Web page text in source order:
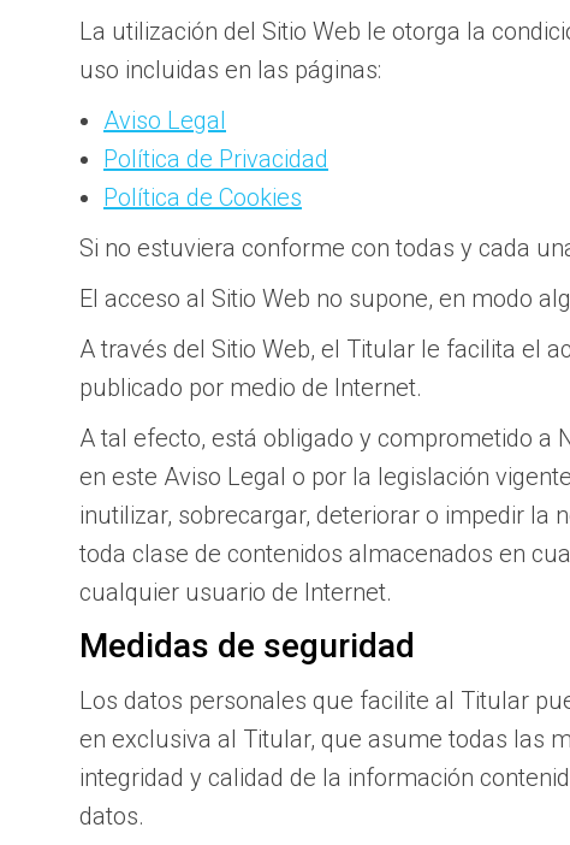
La utilización del Sitio Web le otorga la
uso incluidas en las páginas:
Aviso Legal
Política de Privacidad
Política de Cookies
Si no estuviera conforme con todas y cada
El acceso al Sitio Web no supone, en modo
A través del Sitio Web, el Titular le facilita el
publicado por medio de Internet.
A tal efecto, está obligado y comprometido a
en este Aviso Legal o por la legislación
inutilizar, sobrecargar, deteriorar o impedir la
toda clase de contenidos almacenados en
cualquier usuario de Internet.
Medidas de seguridad
Los datos personales que facilite al Titular
en exclusiva al Titular, que asume todas las
integridad y calidad de la información
datos.